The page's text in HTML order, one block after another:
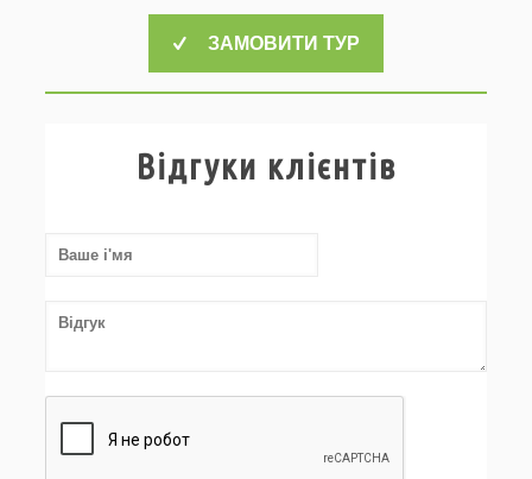
ЗАМОВИТИ ТУР
Відгуки клієнтів